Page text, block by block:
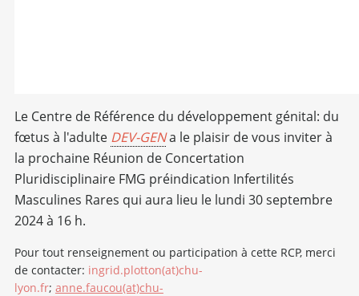
Le Centre de Référence du développement génital: du
fœtus à l'adulte DEV-GENa le plaisir de vous inviter à
la prochaine Réunion de Concertation
Pluridisciplinaire FMG préindication Infertilités
Masculines Rares qui aura lieu le lundi 30 septembre
2024 à 16 h.
Pour tout renseignement ou participation à cette RCP, merci
de contacter: ingrid.plotton(at)chu-
lyon.fr; anne.faucou(at)chu-